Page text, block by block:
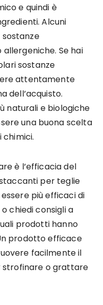
e quindi è
Alcuni
Se hai
sostanze
attentamente
dell’acquisto.
naturali e biologiche
una buona scelta
è l’efficacia del
per teglie
più efficaci di
chiedi consigli a
prodotti hanno
prodotto efficace
facilmente il
strofinare o grattare